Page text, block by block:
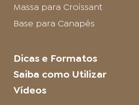
Massa para Croissant
Base para Canapés
Dicas e Formatos
Saiba como Utilizar
Vídeos